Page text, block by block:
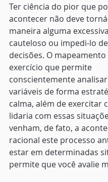
Ter ciência do pior que
acontecer não deve
maneira alguma
cauteloso ou impedi-lo
decisões. O mapeamento
exercício que permite
conscientemente
variáveis de forma
calma, além de exercitar
lidaria com essas
venham, de fato, a
racional este processo
estar em determinadas
permite que você avalie